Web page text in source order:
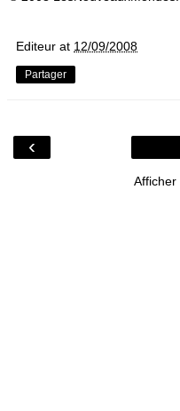
Editeur at 12/09/2008
Partager
‹
Afficher